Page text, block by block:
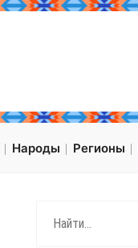
Народы Регионы